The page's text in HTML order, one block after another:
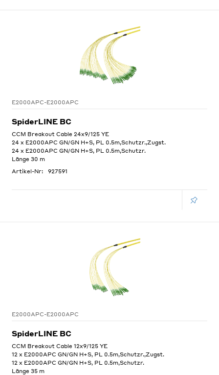
E2000APC-E2000APC
SpiderLINE BC
CCM Breakout Cable 24x9/125 YE
24 x E2000APC GN/GN H+S, PL 0.5m,Schutzr.,Zugst.
24 x E2000APC GN/GN H+S, PL 0.5m,Schutzr.
Länge 30 m
Artikel-Nr:
927591
E2000APC-E2000APC
SpiderLINE BC
CCM Breakout Cable 12x9/125 YE
12 x E2000APC GN/GN H+S, PL 0.5m,Schutzr.,Zugst.
12 x E2000APC GN/GN H+S, PL 0.5m,Schutzr.
Länge 35 m